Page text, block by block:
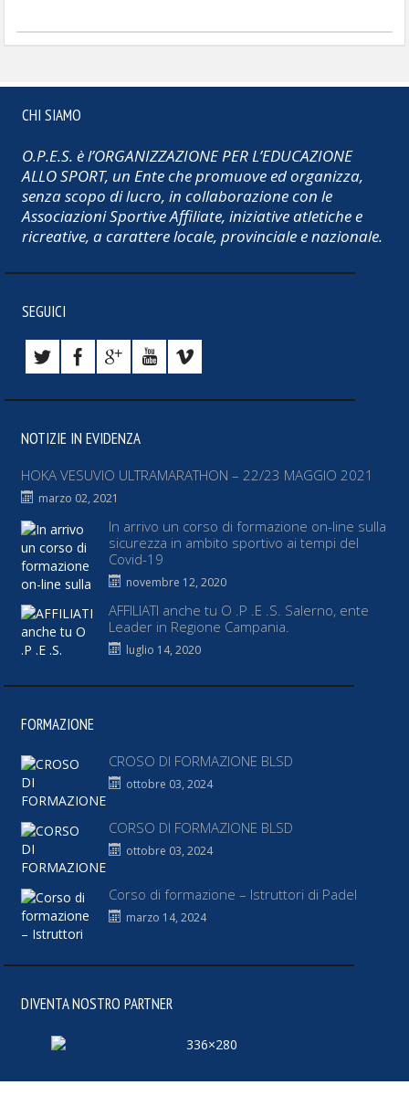
CHI SIAMO
O.P.E.S. è l’ORGANIZZAZIONE PER L’EDUCAZIONE
ALLO SPORT, un Ente che promuove ed organizza,
senza scopo di lucro, in collaborazione con le
Associazioni Sportive Affiliate, iniziative atletiche e
ricreative, a carattere locale, provinciale e nazionale.
SEGUICI
NOTIZIE IN EVIDENZA
HOKA VESUVIO ULTRAMARATHON – 22/23 MAGGIO 2021
marzo 02, 2021
In arrivo un corso di formazione on-line sulla
sicurezza in ambito sportivo ai tempi del
Covid-19
novembre 12, 2020
AFFILIATI anche tu O .P .E .S. Salerno, ente
Leader in Regione Campania.
luglio 14, 2020
FORMAZIONE
CROSO DI FORMAZIONE BLSD
ottobre 03, 2024
CORSO DI FORMAZIONE BLSD
ottobre 03, 2024
Corso di formazione – Istruttori di Padel
marzo 14, 2024
DIVENTA NOSTRO PARTNER